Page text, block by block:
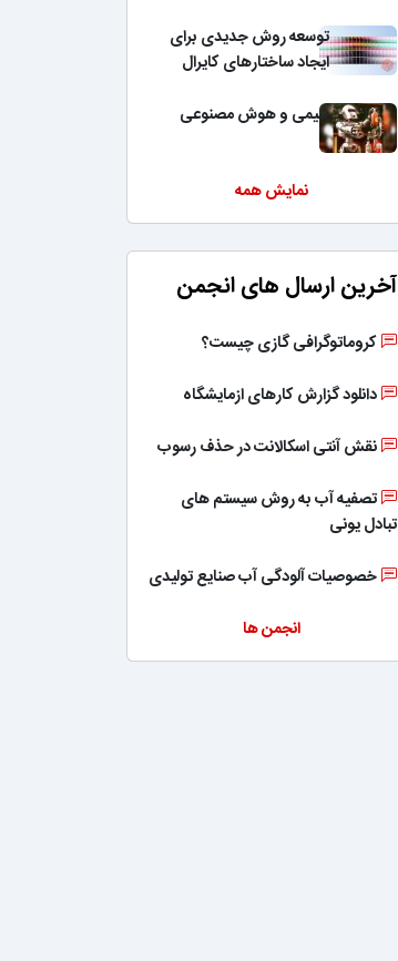
توسعه روش جدیدی برای
ایجاد ساختارهای کایرال
شیمی و هوش مصنوعی
نمایش همه
آخرین ارسال های انجمن
کروماتوگرافی گازی چیست؟
دانلود گزارش کارهای ازمایشگاه
نقش آنتی اسکالانت در حذف رسوب
تصفیه آب به روش سیستم های
تبادل یونی
خصوصیات آلودگی آب صنایع تولیدی
انجمن ها